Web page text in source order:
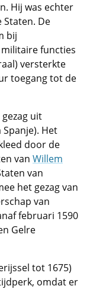
Hij was echter
Staten. De
bij
functies
versterkte
toegang tot de
uit
Het
door de
van Willem
van
het gezag van
van
februari 1590
Gelre
tot 1675)
omdat er